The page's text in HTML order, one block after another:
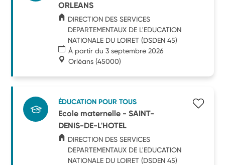
ORLEANS
DIRECTION DES SERVICES
DEPARTEMENTAUX DE L'EDUCATION
NATIONALE DU LOIRET (DSDEN 45)
À partir du 3 septembre 2026
Orléans (45000)
ÉDUCATION POUR TOUS
Ecole maternelle - SAINT-
DENIS-DE-L'HOTEL
DIRECTION DES SERVICES
DEPARTEMENTAUX DE L'EDUCATION
NATIONALE DU LOIRET (DSDEN 45)